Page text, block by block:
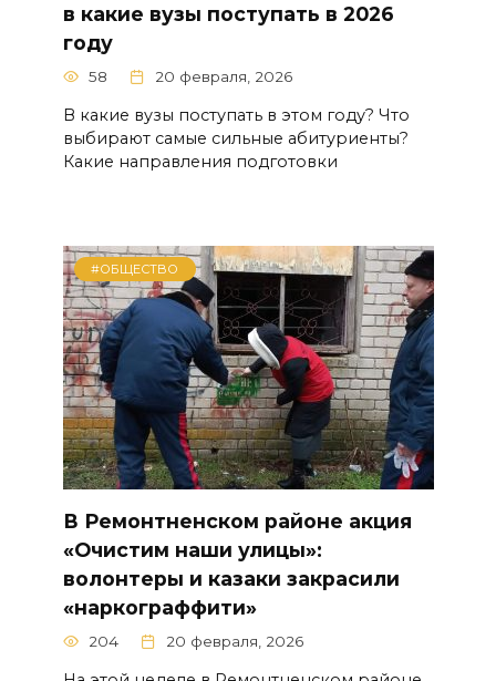
в какие вузы поступать в 2026
году
58 20 февраля, 2026
В какие вузы поступать в этом году? Что
выбирают самые сильные абитуриенты?
Какие направления подготовки
#ОБЩЕСТВО
В Ремонтненском районе акция
«Очистим наши улицы»:
волонтеры и казаки закрасили
«наркограффити»
204 20 февраля, 2026